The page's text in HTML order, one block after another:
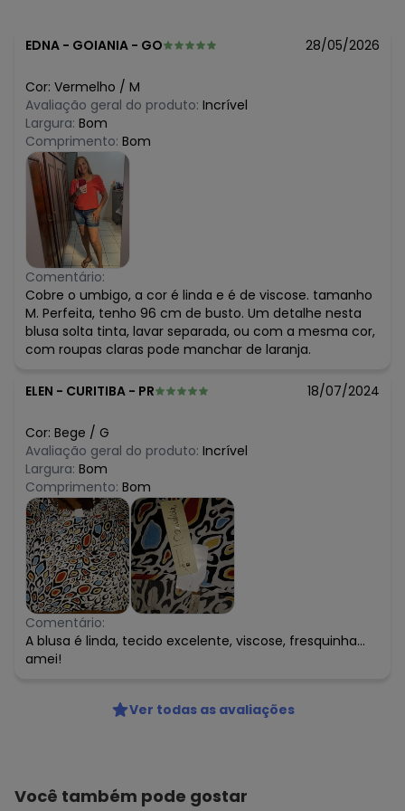
março/2026 R$ 32,97
fevereiro/2026 R$ 32,97
EDNA - GOIANIA - GO 28/05/2026
Cor: Vermelho / M
Avaliação geral do produto: Incrível
Largura: Bom
Comprimento: Bom
Comentário:
Cobre o umbigo, a cor é linda e é de viscose. tamanho
M. Perfeita, tenho 96 cm de busto. Um detalhe nesta
blusa solta tinta, lavar separada, ou com a mesma cor,
com roupas claras pode manchar de laranja.
ELEN - CURITIBA - PR 18/07/2024
Cor: Bege / G
Avaliação geral do produto: Incrível
Largura: Bom
Comprimento: Bom
Comentário:
A blusa é linda, tecido excelente, viscose, fresquinha...
amei!
Ver todas as avaliações
Você também pode gostar